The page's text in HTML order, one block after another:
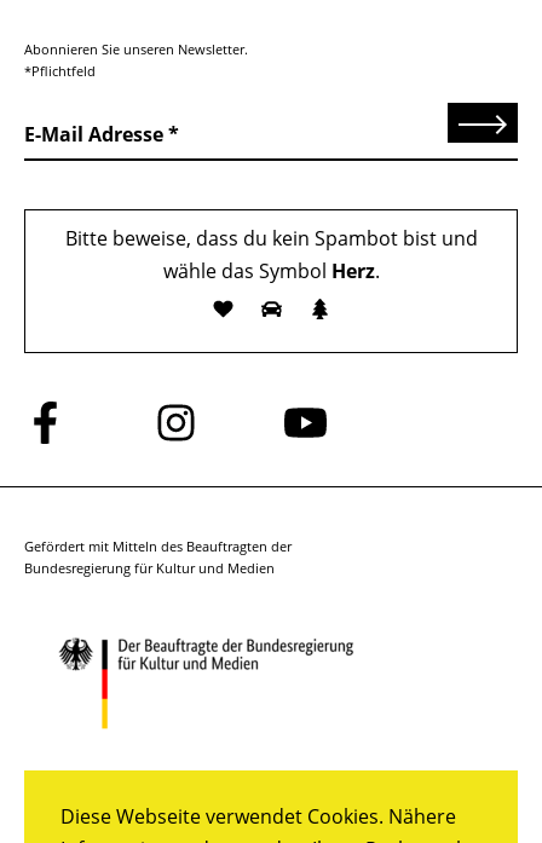
Diese Webseite verwendet Cookies. Nähere
Abonnieren Sie unseren Newsletter.
*Pflichtfeld
E-Mail Adresse Senden
Bitte beweise, dass du kein Spambot bist und
wähle das Symbol Herz.
Folge
uns
auf
Folge
uns
auf
Folge
auf
Gefördert mit Mitteln des Beauftragten der
Bundesregierung für Kultur und Medien